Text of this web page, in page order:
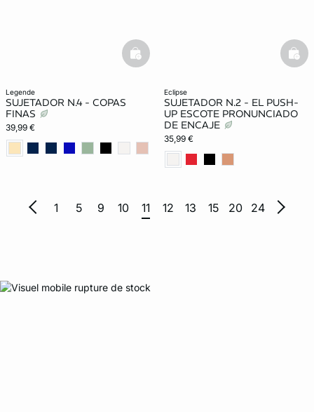
legende
SUJETADOR N.4 - COPAS
FINAS
39,99 €
basketfull
eclipse
SUJETADOR N.2 - EL PUSH-
UP ESCOTE PRONUNCIADO
DE ENCAJE
35,99 €
1 5 9 10 11 12 13 15 20 24